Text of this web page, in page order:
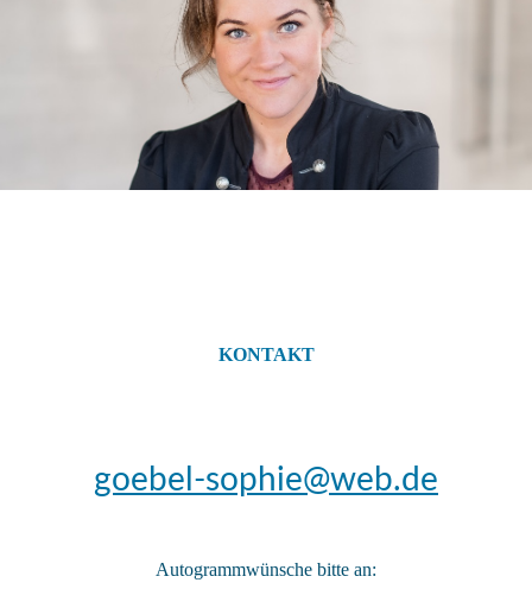
KONTAKT
goebel-sophie@web.de
Autogrammwünsche bitte an: